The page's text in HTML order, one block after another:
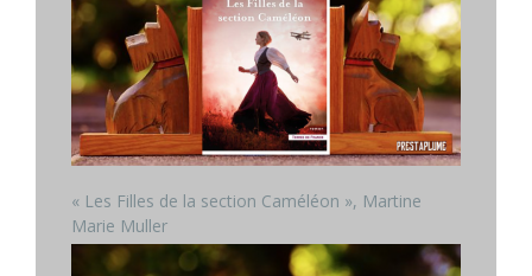
« Les Filles de la section Caméléon », Martine
Marie Muller